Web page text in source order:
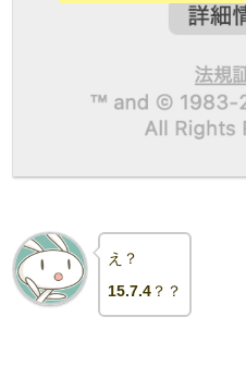
え？
15.7.4？？